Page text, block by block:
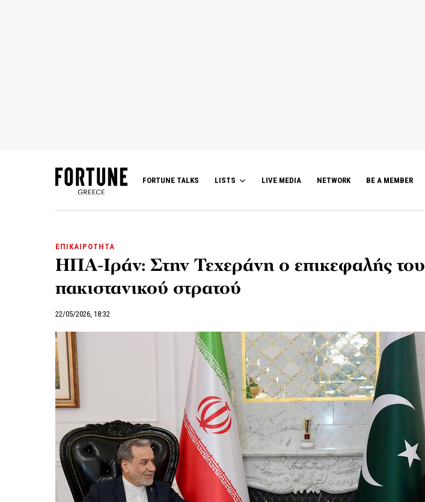
FORTUNE TALKS LISTS LIVE MEDIA NETWORK BE A MEMBER
ΕΠΙΚΑΙΡΟΤΗΤΑ
ΗΠΑ-Ιράν: Στην Τεχεράνη ο επικεφαλής του
πακιστανικού στρατού
22/05/2026, 18:32